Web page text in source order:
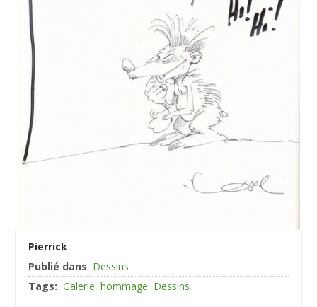
Pierrick
Publié dans Dessins
Tags: Galerie hommage Dessins